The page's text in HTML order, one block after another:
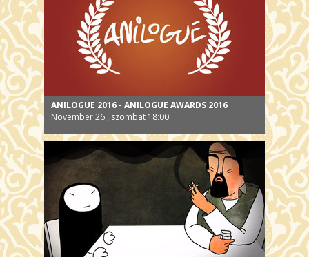
ANILOGUE 2016 - ANILOGUE AWARDS 2016
November 26., szombat 18:00